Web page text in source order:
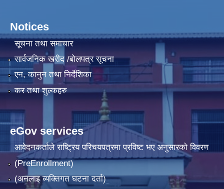
Notices
सूचना तथा समाचार
सार्वजनिक खरीद /बोलपत्र सूचना
एन, कानुन तथा निर्देशिका
कर तथा शुल्कहरु
eGov services
आवेदनकर्ताले राष्‍ट्रिय परिचयपत्रमा प्रविष्ट भए अनुसारको विवरण
(PreEnrollment)
(अनलाइ व्यक्तिगत घटना दर्ता)